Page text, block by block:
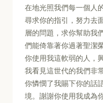
在地光照我們每一個人
尋求你的指引，努力去
層的問題，求你幫助我
們能倚靠著你過著聖潔
你使用我這軟弱的人，
我看見這世代的我們非
你憐憫了我賜下你的話
境。謝謝你使用我成為